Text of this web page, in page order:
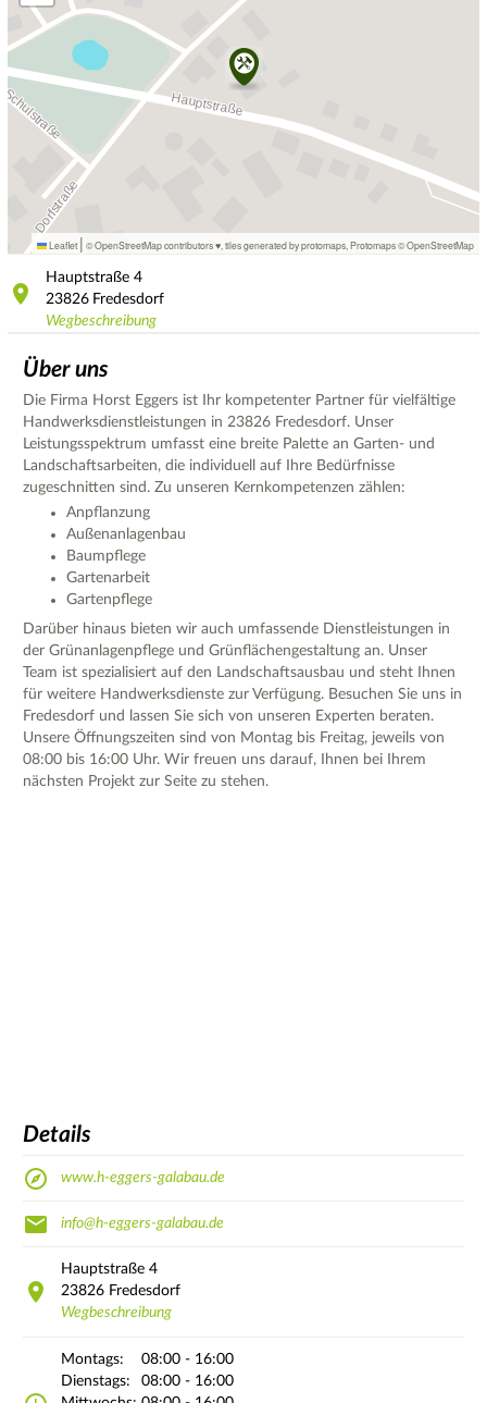
Leaflet | © OpenStreetMap contributors ♥, tiles generated by protomaps Protomaps©OpenStreetMap
Hauptstraße 4
23826 Fredesdorf
Wegbeschreibung
Über uns
Die Firma Horst Eggers ist Ihr kompetenter Partner für vielfältige
Handwerksdienstleistungen in 23826 Fredesdorf. Unser
Leistungsspektrum umfasst eine breite Palette an Garten- und
Landschaftsarbeiten, die individuell auf Ihre Bedürfnisse
zugeschnitten sind. Zu unseren Kernkompetenzen zählen:
Anpflanzung
Außenanlagenbau
Baumpflege
Gartenarbeit
Gartenpflege
Darüber hinaus bieten wir auch umfassende Dienstleistungen in
der Grünanlagenpflege und Grünflächengestaltung an. Unser
Team ist spezialisiert auf den Landschaftsausbau und steht Ihnen
für weitere Handwerksdienste zur Verfügung. Besuchen Sie uns in
Fredesdorf und lassen Sie sich von unseren Experten beraten.
Unsere Öffnungszeiten sind von Montag bis Freitag, jeweils von
08:00 bis 16:00 Uhr. Wir freuen uns darauf, Ihnen bei Ihrem
nächsten Projekt zur Seite zu stehen.
Details
www.h-eggers-galabau.de
info@h-eggers-galabau.de
Hauptstraße 4
23826 Fredesdorf
Wegbeschreibung
Montags:
08:00 - 16:00
Dienstags:
08:00 - 16:00